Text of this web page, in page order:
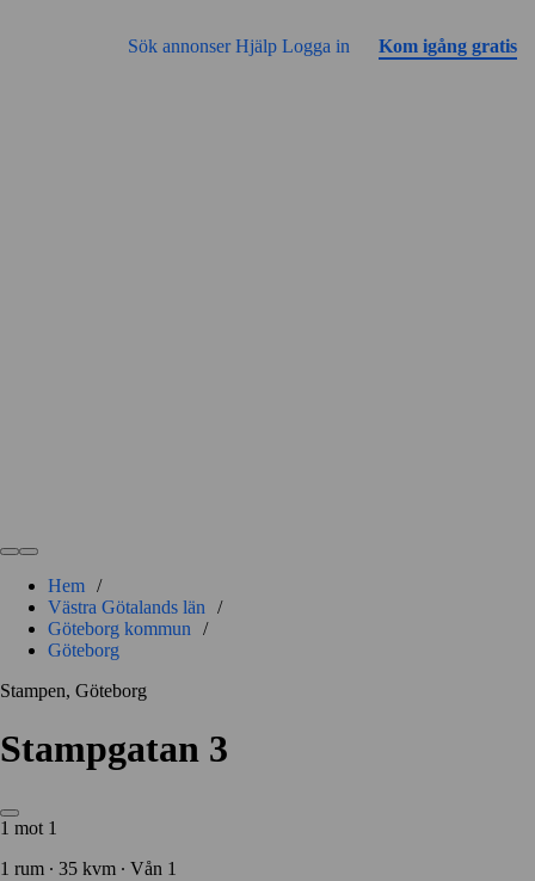
Sök annonserHjälp Logga in Kom igång gratis
Hem /
Västra Götalands län
/
Göteborg kommun
/
Göteborg
Stampen, Göteborg
Stampgatan 3
1 mot 1
1 rum ∙ 35 kvm ∙ Vån 1